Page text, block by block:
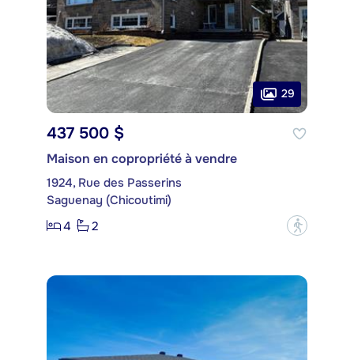
29
437 500 $
Maison en copropriété à vendre
1924, Rue des Passerins
Saguenay (Chicoutimi)
4
2 ?